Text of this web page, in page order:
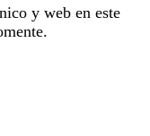
y web en este